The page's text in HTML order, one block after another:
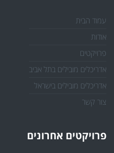
עמוד הבית
אודות
פרויקטים
אדריכלים מובילים בתל אביב
אדריכלים מובילים בישראל
צור קשר
פרויקטים אחרונים